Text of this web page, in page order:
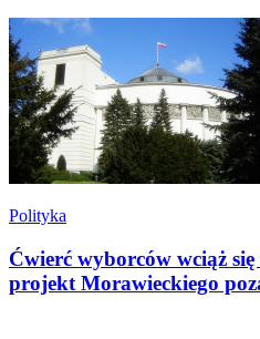
Polityka
Ćwierć wyborców wciąż
projekt Morawieckiego